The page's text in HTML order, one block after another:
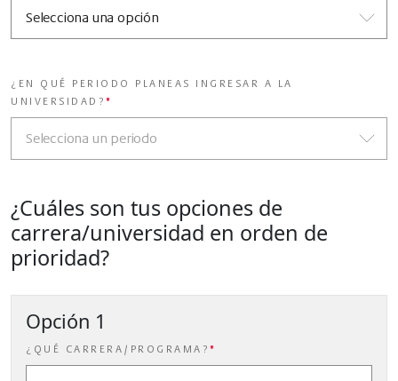
¿EN QUÉ PERIODO PLANEAS INGRESAR A LA
UNIVERSIDAD?*
¿Cuáles son tus opciones de
carrera/universidad en orden de
prioridad?
Opción 1
¿QUÉ CARRERA/PROGRAMA?*